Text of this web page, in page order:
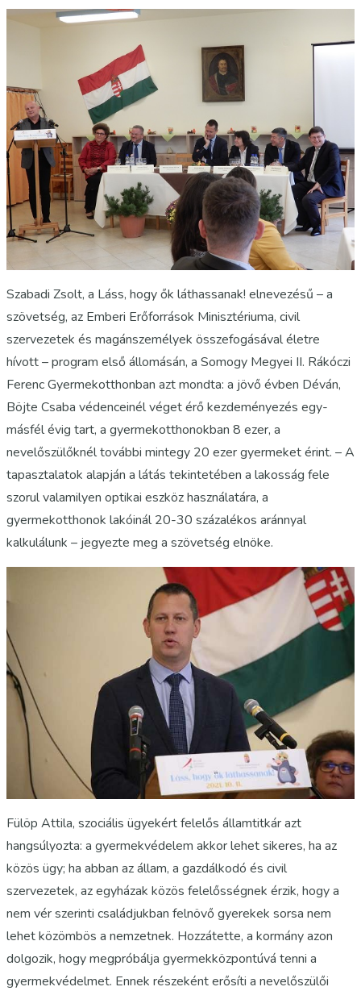
Szabadi Zsolt, a Láss, hogy ők láthassanak! elnevezésű – a
szövetség, az Emberi Erőforrások Minisztériuma, civil
szervezetek és magánszemélyek összefogásával életre
hívott – program első állomásán, a Somogy Megyei II. Rákóczi
Ferenc Gyermekotthonban azt mondta: a jövő évben Déván,
Böjte Csaba védenceinél véget érő kezdeményezés egy-
másfél évig tart, a gyermekotthonokban 8 ezer, a
nevelőszülőknél további mintegy 20 ezer gyermeket érint. – A
tapasztalatok alapján a látás tekintetében a lakosság fele
szorul valamilyen optikai eszköz használatára, a
gyermekotthonok lakóinál 20-30 százalékos aránnyal
kalkulálunk – jegyezte meg a szövetség elnöke.
Fülöp Attila, szociális ügyekért felelős államtitkár azt
hangsúlyozta: a gyermekvédelem akkor lehet sikeres, ha az
közös ügy; ha abban az állam, a gazdálkodó és civil
szervezetek, az egyházak közös felelősségnek érzik, hogy a
nem vér szerinti családjukban felnövő gyerekek sorsa nem
lehet közömbös a nemzetnek. Hozzátette, a kormány azon
dolgozik, hogy megpróbálja gyermekközpontúvá tenni a
gyermekvédelmet. Ennek részeként erősíti a nevelőszülői